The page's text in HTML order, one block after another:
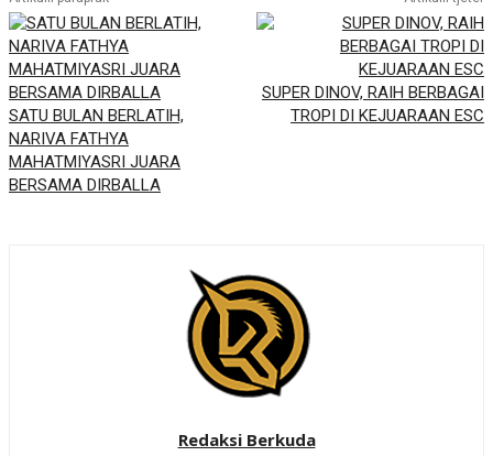
SATU BULAN BERLATIH,
NARIVA FATHYA
MAHATMIYASRI JUARA
BERSAMA DIRBALLA
SUPER DINOV, RAIH BERBAGAI
TROPI DI KEJUARAAN ESC
Redaksi Berkuda